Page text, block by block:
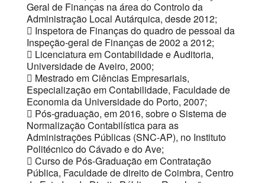
Geral de Finanças na área do Controlo da
Administração Local Autárquica, desde 2012;
 Inspetora de Finanças do quadro de pessoal da
Inspeção-geral de Finanças de 2002 a 2012;
 Licenciatura em Contabilidade e Auditoria,
Universidade de Aveiro, 2000;
 Mestrado em Ciências Empresariais,
Especialização em Contabilidade, Faculdade de
Economia da Universidade do Porto, 2007;
 Pós-graduação, em 2016, sobre o Sistema de
Normalização Contabilística para as
Administrações Públicas (SNC-AP), no Instituto
Politécnico do Cávado e do Ave;
 Curso de Pós-Graduação em Contratação
Pública, Faculdade de direito de Coimbra, Centro